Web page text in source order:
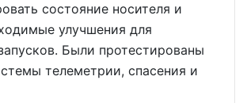
состояние носителя и
улучшения для
Были протестированы
телеметрии, спасения и